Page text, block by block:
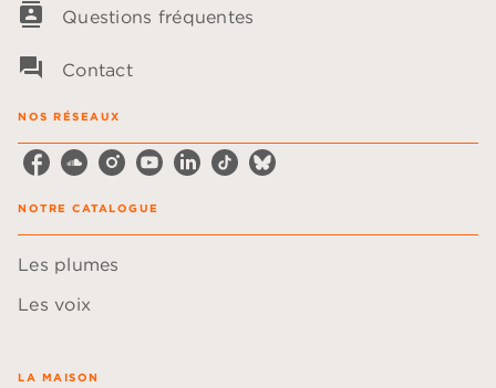
contacts Questions fréquentes
question_answer Contact
NOS RÉSEAUX
NOTRE CATALOGUE
Les plumes
Les voix
LA MAISON